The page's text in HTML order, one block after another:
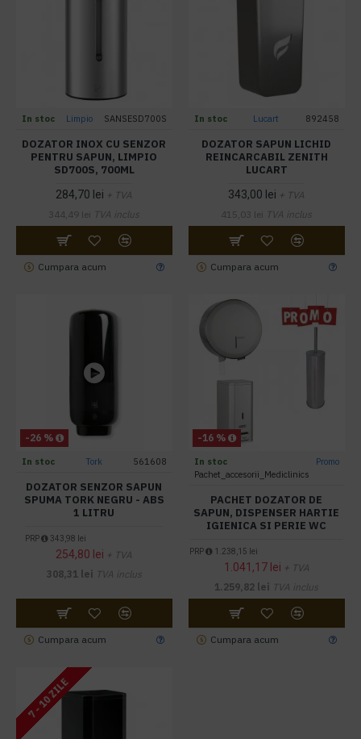
In stoc Limpio SANSESD700S
DOZATOR INOX CU SENZOR
PENTRU SAPUN, LIMPIO
SD700S, 700ML
284,70 lei + TVA
344,49 lei TVA inclus
Cumpara acum
In stoc Lucart 892458
DOZATOR SAPUN LICHID
REINCARCABIL ZENITH
LUCART
343,00 lei + TVA
415,03 lei TVA inclus
Cumpara acum
-26 %
In stoc Tork 561608
DOZATOR SENZOR SAPUN
SPUMA TORK NEGRU - ABS
1 LITRU
PRP 343,98 lei
254,80 lei + TVA
308,31 lei TVA inclus
Cumpara acum
-16 %
In stoc
Promo
Pachet_accesorii_Mediclinics
PACHET DOZATOR DE
SAPUN, DISPENSER HARTIE
IGIENICA SI PERIE WC
PRP 1.238,15 lei
1.041,17 lei + TVA
1.259,82 lei TVA inclus
Cumpara acum
7 - 10 ZILE